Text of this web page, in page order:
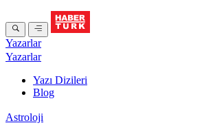
Yazarlar
Yazarlar
Yazı Dizileri
Blog
Astroloji